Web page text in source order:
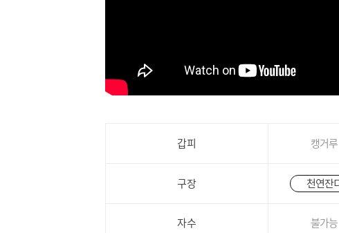
갑피 캥거루
구장 천연잔
자수 불가능